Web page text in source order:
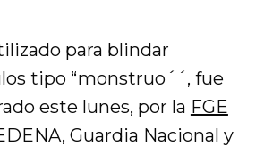
para blindar
tipo “monstruo´´, fue
este lunes, por la FGE
Guardia Nacional y